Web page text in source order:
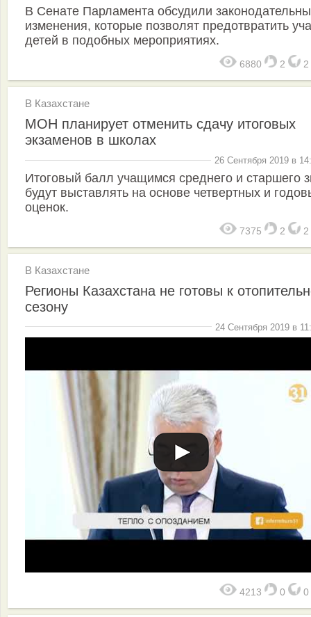
В Сенате Парламента обсудили
изменения, которые позволят предотвратить
детей в подобных мероприятиях.
6880 2 2
В Казахстане
МОН планирует отменить сдачу итоговых
экзаменов в школах
26 Сентября 2019 в
Итоговый балл учащимся среднего и старшего
будут выставлять на основе четвертных и
оценок.
7375 2 2
В Казахстане
Регионы Казахстана не готовы к
сезону
24 Сентября 2019 в
4213 0 0